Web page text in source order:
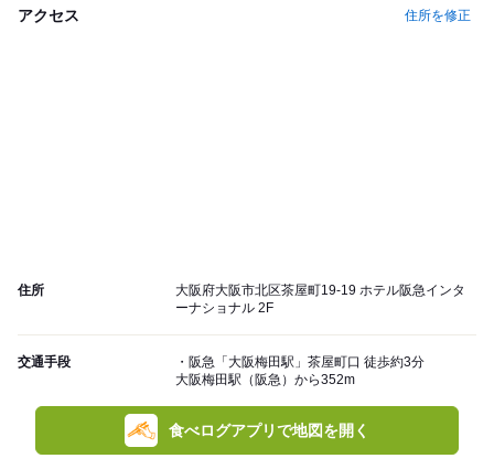
アクセス 住所を修正
住所
大阪府大阪市北区茶屋町19-19 ホテル阪急インタ
ーナショナル 2F
交通手段
・阪急「大阪梅田駅」茶屋町口 徒歩約3分
大阪梅田駅（阪急）から352m
食べログアプリで地図を開く